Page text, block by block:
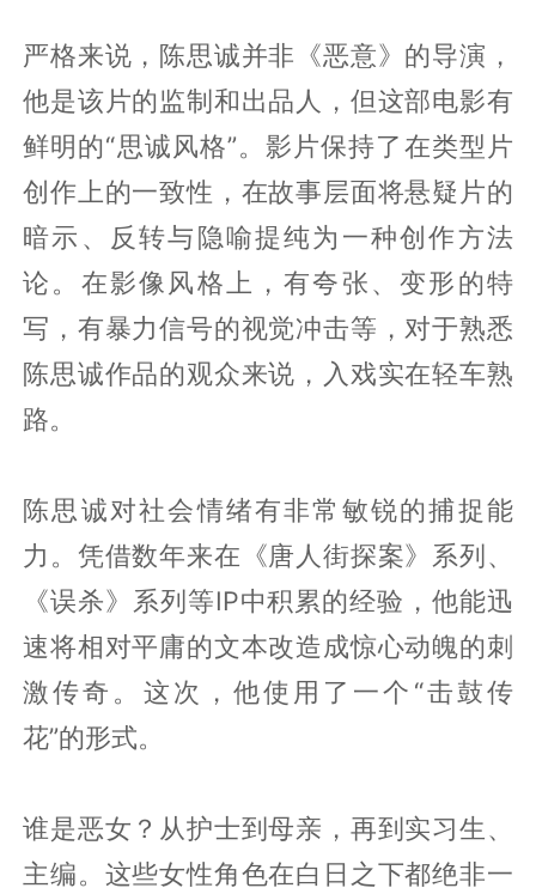
严格来说，陈思诚并非《恶意》的导演，
他是该片的监制和出品人，但这部电影有
鲜明的“思诚风格”。影片保持了在类型片
创作上的一致性，在故事层面将悬疑片的
暗示、反转与隐喻提纯为一种创作方法
论。在影像风格上，有夸张、变形的特
写，有暴力信号的视觉冲击等，对于熟悉
陈思诚作品的观众来说，入戏实在轻车熟
路。
陈思诚对社会情绪有非常敏锐的捕捉能
力。凭借数年来在《唐人街探案》系列、
《误杀》系列等IP中积累的经验，他能迅
速将相对平庸的文本改造成惊心动魄的刺
激传奇。这次，他使用了一个“击鼓传
花”的形式。
谁是恶女？从护士到母亲，再到实习生、
主编。这些女性角色在白日之下都绝非一